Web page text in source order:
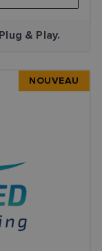
Plug & Play.
NOUVEAU